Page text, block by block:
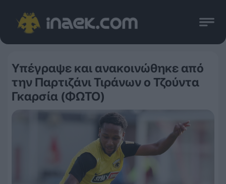
Υπέγραψε και ανακοινώθηκε από
την Παρτιζάνι Τιράνων ο Τζούντα
Γκαρσία (ΦΩΤΟ)